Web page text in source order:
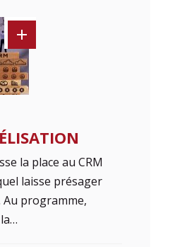
la place au CRM
laisse présager
Au programme,